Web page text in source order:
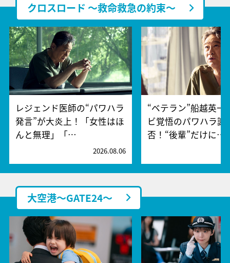
クロスロード ～救命救急の約束～
レジェンド医師の“パワハラ
発言”が大炎上！「女性はほ
んと無理」「…
2026.08.06
“ベテラン”船越英一
ビ覚悟のパワハラ謝
否！“後輩”だけに…
大空港～GATE24～